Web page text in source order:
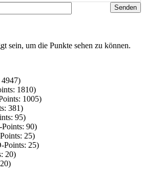
sein, um die Punkte sehen zu können.
1810)
1005)
381)
95)
90)
25)
Points: 25)
20)